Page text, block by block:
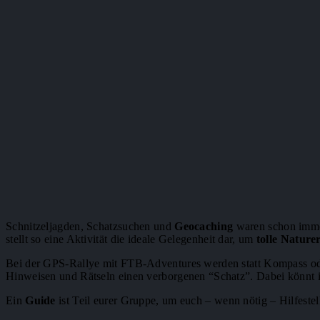
Schnitzeljagden, Schatzsuchen und Geocaching waren schon
stellt so eine Aktivität die ideale Gelegenheit dar, um tolle
Bei der GPS-Rallye mit FTB-Adventures werden statt Kompass
Hinweisen und Rätseln einen verborgenen “Schatz”. Dabei
Ein Guide ist Teil eurer Gruppe, um euch – wenn nötig –